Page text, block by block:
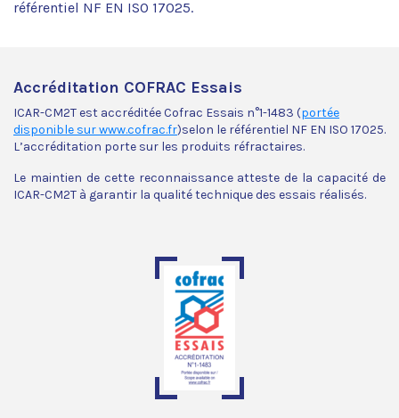
référentiel NF EN ISO 17025.
Accréditation COFRAC Essais
ICAR-CM2T est accréditée Cofrac Essais n°1-1483 (portée
disponible sur www.cofrac.fr)selon le référentiel NF EN ISO 17025.
L’accréditation porte sur les produits réfractaires.
Le maintien de cette reconnaissance atteste de la capacité de
ICAR-CM2T à garantir la qualité technique des essais réalisés.